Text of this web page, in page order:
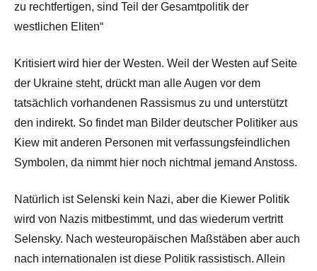
zu rechtfertigen, sind Teil der Gesamtpolitik der
westlichen Eliten“
Kritisiert wird hier der Westen. Weil der Westen auf Seite
der Ukraine steht, drückt man alle Augen vor dem
tatsächlich vorhandenen Rassismus zu und unterstützt
den indirekt. So findet man Bilder deutscher Politiker aus
Kiew mit anderen Personen mit verfassungsfeindlichen
Symbolen, da nimmt hier noch nichtmal jemand Anstoss.
Natürlich ist Selenski kein Nazi, aber die Kiewer Politik
wird von Nazis mitbestimmt, und das wiederum vertritt
Selensky. Nach westeuropäischen Maßstäben aber auch
nach internationalen ist diese Politik rassistisch. Allein